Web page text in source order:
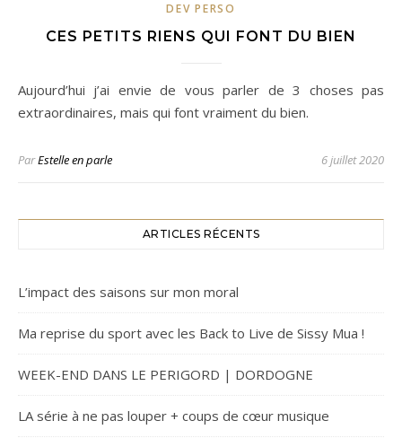
DEV PERSO
CES PETITS RIENS QUI FONT DU BIEN
Aujourd’hui j’ai envie de vous parler de 3 choses pas
extraordinaires, mais qui font vraiment du bien.
ParEstelle en parle 6 juillet 2020
ARTICLES RÉCENTS
L’impact des saisons sur mon moral
Ma reprise du sport avec les Back to Live de Sissy Mua !
WEEK-END DANS LE PERIGORD | DORDOGNE
LA série à ne pas louper + coups de cœur musique